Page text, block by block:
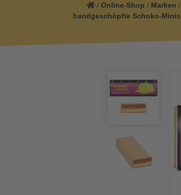
/ Online-Shop / Marken /
handgeschöpfte Schoko-Minis